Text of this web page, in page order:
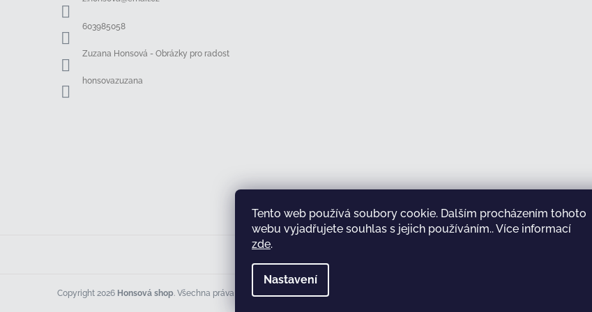
Tento web používá soubory cookie. Dalším procházením tohoto
webu vyjadřujete souhlas s jejich používáním.. Více informací
zde.
Nastavení
603985058
Zuzana Honsová - Obrázky pro radost
honsovazuzana
Sledovat na Instagramu
Copyright 2026 Honsová shop. Všechna práva vyhrazena.